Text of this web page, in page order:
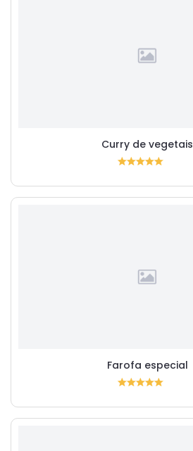
Curry de vegetais
Farofa especial